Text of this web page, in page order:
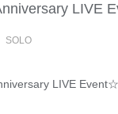
LIVE
SOLO
LIVE